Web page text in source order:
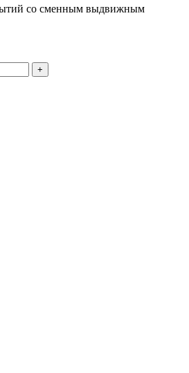
со сменным выдвижным